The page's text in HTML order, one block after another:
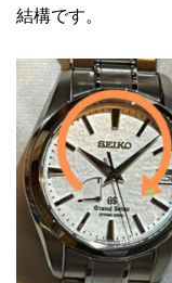
結構です。